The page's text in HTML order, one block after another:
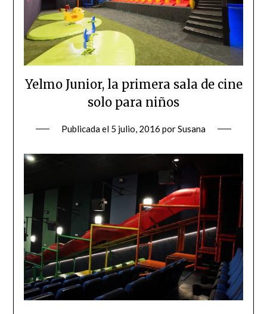
Yelmo Junior, la primera sala de cine
solo para niños
Publicada el 5 julio, 2016 porSusana